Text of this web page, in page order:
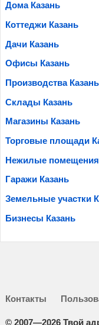
Дома Казань
Коттеджи Казань
Дачи Казань
Офисы Казань
Производства Казань
Склады Казань
Магазины Казань
Торговые площади
Нежилые помещения
Гаражи Казань
Земельные участки
Бизнесы Казань
Контакты
© 2007—2026 Твой